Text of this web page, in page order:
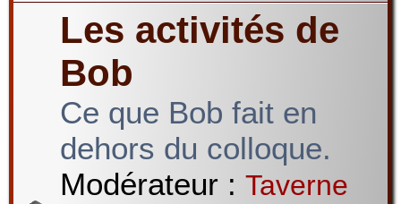
Les activités de
Bob
Ce que Bob fait en
dehors du colloque.
Modérateur : Taverne